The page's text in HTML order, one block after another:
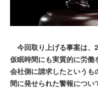
今回取り上げる事案は、
仮眠時間にも実質的に労
会社側に請求したという
間に発せられた警報につ